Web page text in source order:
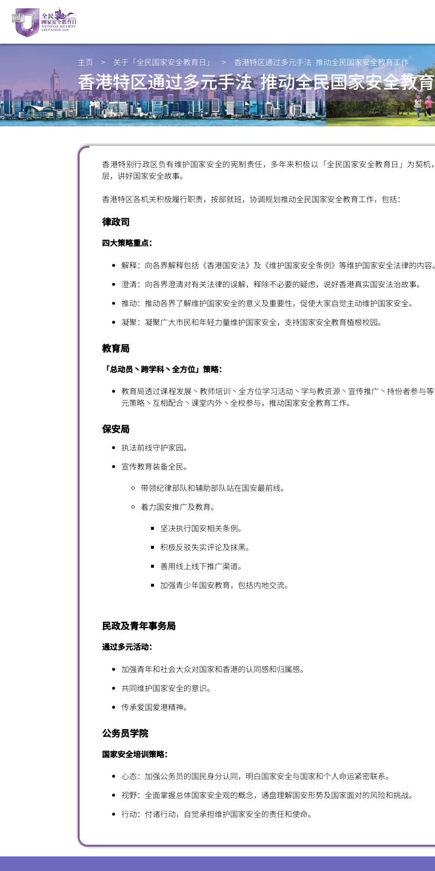
主页 > 关于「全民国家安全教育日」 > 香港特区通过多元手法 推动全民国家安全教育工作
香港特区通过多元手法 推动全民国家安全教
香港特别行政区负有维护国家安全的宪制责任，多年来积极以「全民国家安全教育日」为契
层，讲好国家安全故事。
香港特区各机关积极履行职责，按部就班，协调规划推动全民国家安全教育工作，包括：
律政司
四大策略重点：
解释：向各界解释包括《香港国安法》及《维护国家安全条例》等维护国家安全法律的内容
澄清：向各界澄清对有关法律的误解，释除不必要的疑虑，说好香港真实国安法治故事。
推动：推动各界了解维护国家安全的意义及重要性，促使大家自觉主动维护国家安全。
凝聚：凝聚广大市民和年轻力量维护国家安全，支持国家安全教育植根校园。
教育局
「总动员丶跨学科丶全方位」策略：
教育局透过课程发展丶教师培训丶全方位学习活动丶学与教资源丶宣传推广丶持份者参与
元策略丶互相配合丶课堂内外丶全校参与，推动国家安全教育工作。
保安局
执法前线守护家园。
宣传教育装备全民。
带领纪律部队和辅助部队站在国安最前线。
着力国安推广及教育。
坚决执行国安相关条例。
积极反驳失实评论及抹黑。
善用线上线下推广渠道。
加强青少年国安教育，包括内地交流。
民政及青年事务局
通过多元活动：
加强青年和社会大众对国家和香港的认同感和归属感。
共同维护国家安全的意识。
传承爱国爱港精神。
公务员学院
国家安全培训策略：
心态：加强公务员的国民身分认同，明白国家安全与国家和个人命运紧密联系。
视野：全面掌握总体国家安全观的概念，通盘理解国安形势及国家面对的风险和挑战。
行动：付诸行动，自觉承担维护国家安全的责任和使命。
微
信